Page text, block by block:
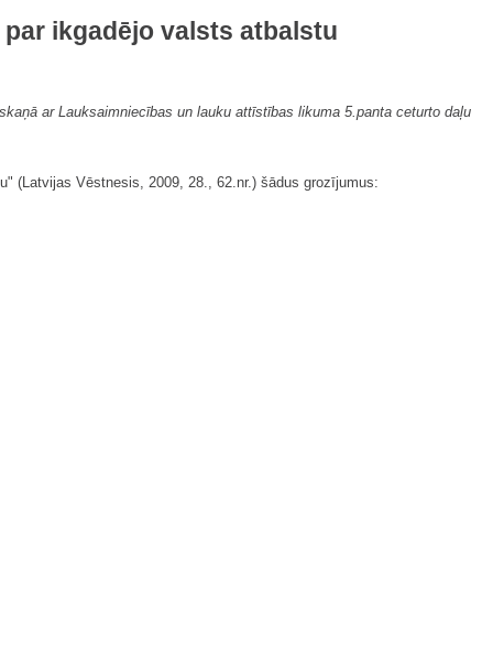
ikgadējo valsts atbalstu
ar Lauksaimniecības un lauku attīstības likuma 5.panta ceturto daļu
(Latvijas Vēstnesis, 2009, 28., 62.nr.) šādus grozījumus: